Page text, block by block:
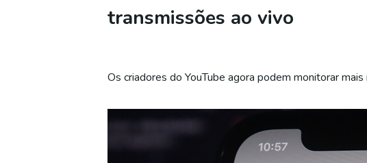
transmissões ao vivo
Os criadores do YouTube agora podem monitorar